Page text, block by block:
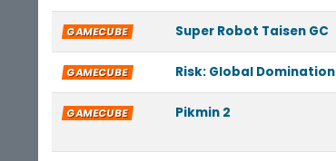
GAMECUBE Super Robot Taisen GC
GAMECUBE Risk: Global Domination
GAMECUBE Pikmin 2